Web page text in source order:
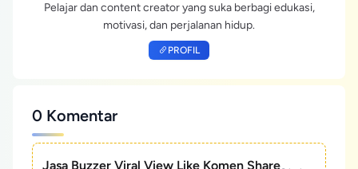
Pelajar dan content creator yang suka berbagi edukasi,
motivasi, dan perjalanan hidup.
PROFIL
0 Komentar
Jasa Buzzer Viral View Like Komen Share